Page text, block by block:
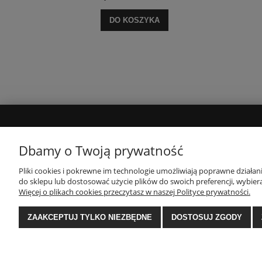
DO KOSZYKA
MOJE KONTO
Twoje zamówienia
Ustawienia konta
INFORMACJE
Polityka prywatności
Regulamin
Zwroty i reklamacje
Dbamy o Twoją prywatność
Pliki cookies i pokrewne im technologie umożliwiają poprawne
do sklepu lub dostosować użycie plików do swoich preferencji,
Więcej o plikach cookies przeczytasz w naszej Polityce prywatności.
ZAAKCEPTUJ TYLKO NIEZBĘDNE DOSTOSUJ ZGODY